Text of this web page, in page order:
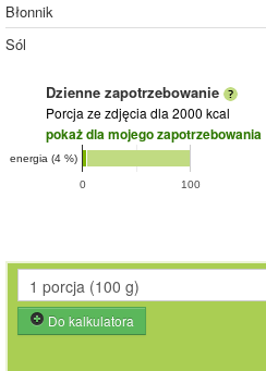
Błonnik
Sól
Dzienne zapotrzebowanie
Porcja ze zdjęcia dla 2000 kcal
pokaż dla mojego zapotrzebowania
0 100
energia (4 %)
Do kalkulatora